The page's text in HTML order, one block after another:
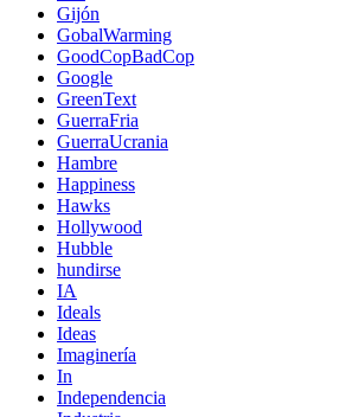
Gijón
GobalWarming
GoodCopBadCop
Google
GreenText
GuerraFria
GuerraUcrania
Hambre
Happiness
Hawks
Hollywood
Hubble
hundirse
IA
Ideals
Ideas
Imaginería
In
Independencia